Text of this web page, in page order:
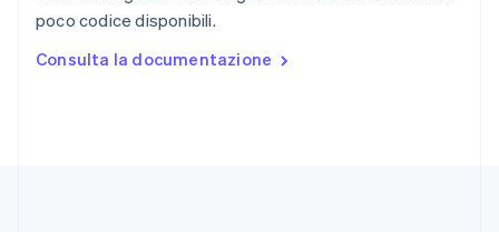
poco codice disponibili.
Consulta la documentazione
EspañolEnglish
English Español简体中文